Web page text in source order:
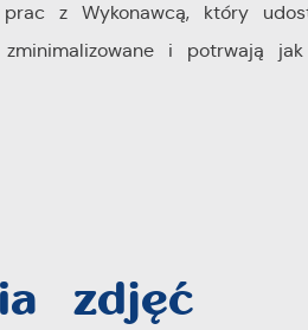
z Wykonawcą, który
i potrwają
zdjęć